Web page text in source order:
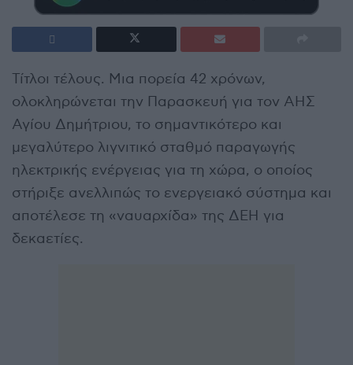
Τίτλοι τέλους. Μια πορεία 42 χρόνων,
ολοκληρώνεται την Παρασκευή για τον ΑΗΣ
Αγίου Δημήτριου, το σημαντικότερο και
μεγαλύτερο λιγνιτικό σταθμό παραγωγής
ηλεκτρικής ενέργειας για τη χώρα, ο οποίος
στήριξε ανελλιπώς το ενεργειακό σύστημα και
αποτέλεσε τη «ναυαρχίδα» της ΔΕΗ για
δεκαετίες.